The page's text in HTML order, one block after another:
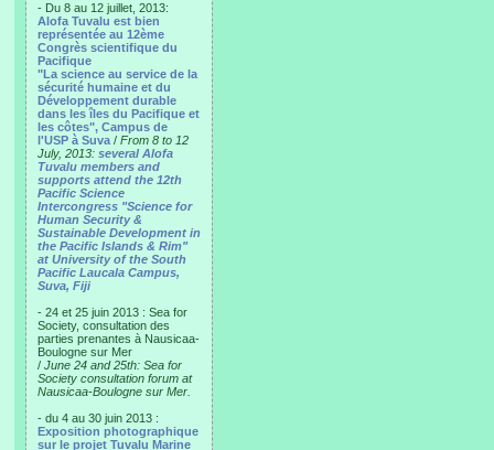
- Du 8 au 12 juillet, 2013:
Alofa Tuvalu est bien
représentée au 12ème
Congrès scientifique du
Pacifique
"La science au service de la
sécurité humaine et du
Développement durable
dans les îles du Pacifique et
les côtes", Campus de
l'USP à Suva / From 8 to 12
July, 2013: several Alofa
Tuvalu members and
supports attend the 12th
Pacific Science
Intercongress "Science for
Human Security &
Sustainable Development in
the Pacific Islands & Rim"
at University of the South
Pacific Laucala Campus,
Suva, Fiji
- 24 et 25 juin 2013 : Sea for
Society, consultation des
parties prenantes à Nausicaa-
Boulogne sur Mer
/ June 24 and 25th: Sea for
Society consultation forum at
Nausicaa-Boulogne sur Mer.
- du 4 au 30 juin 2013 :
Exposition photographique
sur le projet Tuvalu Marine